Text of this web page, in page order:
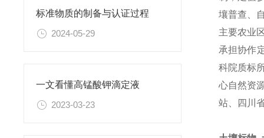
标准物质的制备与认证过程
2024-05-29
一文看懂高锰酸钾滴定液
2023-03-23
壤普查、
主要农业
承担协作
科院质标
心自然资
站、四川